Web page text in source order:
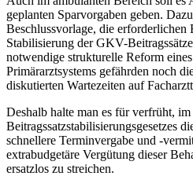
geplanten Sparvorgaben geben.
Beschlussvorlage, die erforderlichen
Stabilisierung der GKV-
notwendige strukturelle Reform
Primärarztsystems gefährden noch
diskutierten Wartezeiten auf
Deshalb halte man es für verfrüht,
Beitragssatzstabilisierungsgesetzes
schnellere Terminvergabe und -
extrabudgetäre Vergütung dieser
ersatzlos zu streichen.